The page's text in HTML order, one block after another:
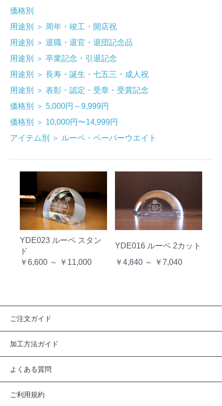
価格別
用途別
＞ 周年・竣工・開店祝
用途別
＞ 退職・退官・退団記念品
用途別
＞ 卒業記念・引退記念
用途別
＞ 長寿・誕生・七五三・成人祝
用途別
＞ 表彰・認定・受章・受賞記念
価格別
＞ 5,000円～9,999円
価格別
＞ 10,000円〜14,999円
アイテム別
＞ ルーペ・ペーパーウエイト
YDE023 ルーペ スタン
ド
￥6,600 ～ ￥11,000
YDE016 ルーペ 2カット
￥4,840 ～ ￥7,040
ご注文ガイド
加工方法ガイド
よくある質問
ご利用規約